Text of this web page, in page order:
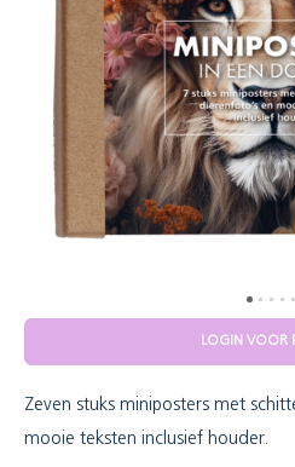
LOGIN VOOR
Zeven stuks miniposters met
mooie teksten inclusief houder.